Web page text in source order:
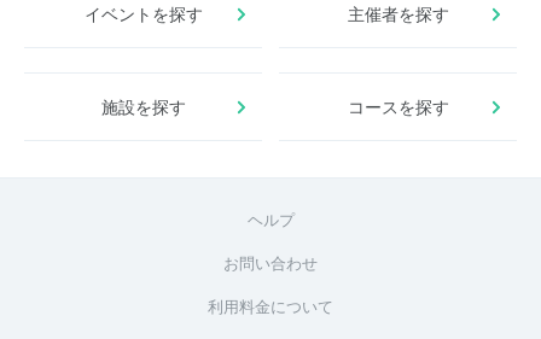
イベントを探す 主催者を探す
施設を探す コースを探す
ヘルプ
お問い合わせ
利用料金について